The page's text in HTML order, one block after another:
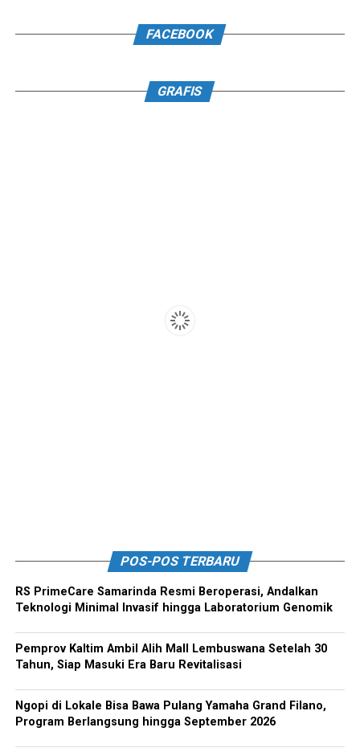
FACEBOOK
GRAFIS
POS-POS TERBARU
RS PrimeCare Samarinda Resmi Beroperasi, Andalkan
Teknologi Minimal Invasif hingga Laboratorium Genomik
Pemprov Kaltim Ambil Alih Mall Lembuswana Setelah 30
Tahun, Siap Masuki Era Baru Revitalisasi
Ngopi di Lokale Bisa Bawa Pulang Yamaha Grand Filano,
Program Berlangsung hingga September 2026